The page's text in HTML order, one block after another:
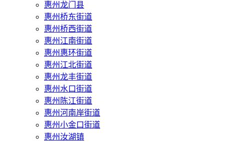
惠州‌龙门县
惠州桥东街道
惠州桥西街道
惠州江南街道
惠州惠环街道
惠州江北街道
惠州龙丰街道
惠州水口街道
惠州陈江街道
惠州河南岸街道
惠州小金口街道
惠州汝湖镇